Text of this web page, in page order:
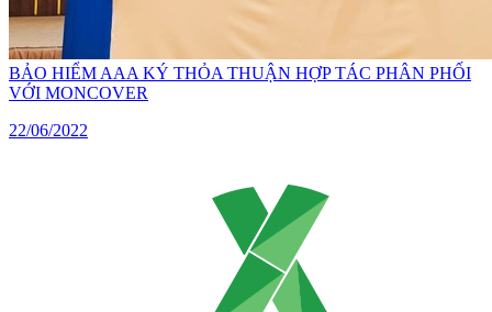
BẢO HIỂM AAA KÝ THỎA THUẬN HỢP TÁC PHÂN PHỐI
VỚI MONCOVER
22/06/2022